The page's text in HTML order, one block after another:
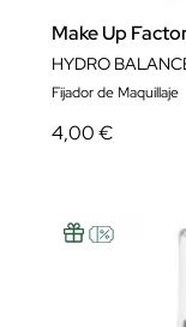
Make Up
HYDRO
Fijador de Maquillaje
4,00 €